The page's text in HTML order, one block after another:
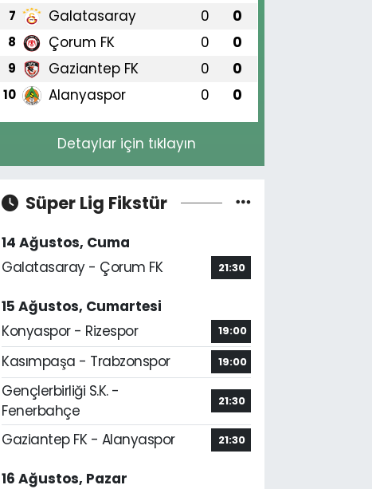
7 Galatasaray 0 0
8 Çorum FK 0 0
9 Gaziantep FK 0 0
10 Alanyaspor 0 0
Detaylar için tıklayın
Süper Lig Fikstür
14 Ağustos, Cuma
Galatasaray - Çorum FK
21:30
15 Ağustos, Cumartesi
Konyaspor - Rizespor
19:00
Kasımpaşa - Trabzonspor 19:00
Gençlerbirliği S.K. -
Fenerbahçe
21:30
Gaziantep FK - Alanyaspor 21:30
16 Ağustos, Pazar